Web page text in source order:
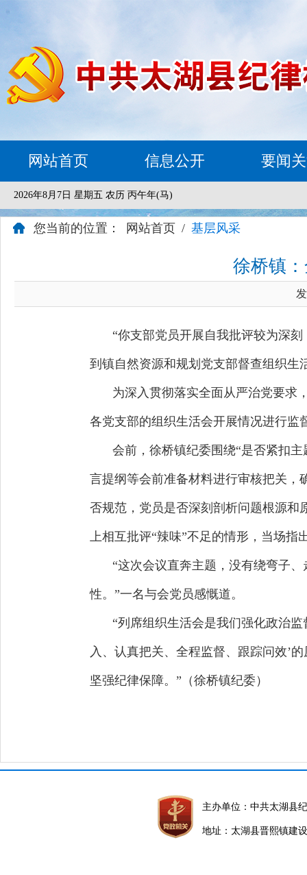
网站首页 信息公开 要闻
2026年8月7日 星期五 农历 丙午年(马)
您当前的位置： 网站首页 / 基层风采
徐桥镇
“你支部党员开展自我批评较为深
到镇自然资源和规划党支部督查组织生
为深入贯彻落实全面从严治党要求
各党支部的组织生活会开展情况进行监
会前，徐桥镇纪委围绕“是否紧扣
言提纲等会前准备材料进行审核把关，
否规范，党员是否深刻剖析问题根源和
上相互批评“辣味”不足的情形，当场指
“这次会议直奔主题，没有绕弯子
性。”一名与会党员感慨道。
“列席组织生活会是我们强化政治
入、认真把关、全程监督、跟踪问效’
坚强纪律保障。”（徐桥镇纪委）
主办单位：中共太湖县
地址：太湖县晋熙镇建